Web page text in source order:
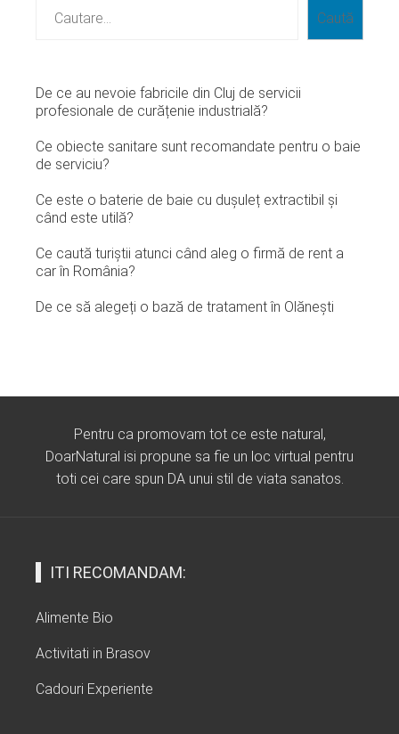
Caută
De ce au nevoie fabricile din Cluj de servicii
profesionale de curățenie industrială?
Ce obiecte sanitare sunt recomandate pentru o baie
de serviciu?
Ce este o baterie de baie cu dușuleț extractibil și
când este utilă?
Ce caută turiștii atunci când aleg o firmă de rent a
car în România?
De ce să alegeți o bază de tratament în Olănești
Pentru ca promovam tot ce este natural,
DoarNatural isi propune sa fie un loc virtual pentru
toti cei care spun DA unui stil de viata sanatos.
ITI RECOMANDAM:
Alimente Bio
Activitati in Brasov
Cadouri Experiente